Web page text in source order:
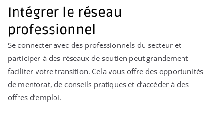
Intégrer le réseau
professionnel
Se connecter avec des professionnels du secteur et
participer à des réseaux de soutien peut grandement
faciliter votre transition. Cela vous offre des opportunités
de mentorat, de conseils pratiques et d’accéder à des
offres d’emploi.